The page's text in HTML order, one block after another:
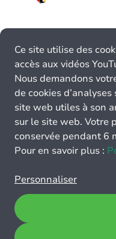
Ce site utilise des
accès aux vidéos
Nous demandons
de cookies
site web utiles à son
sur le site web. Votre
conservée pendant 6
Pour en savoir plus :
Personnaliser